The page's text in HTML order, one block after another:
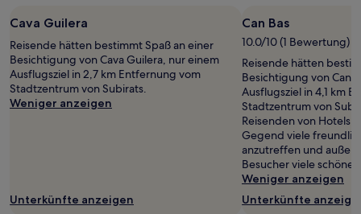
Cava Guilera
Reisende hätten bestimmt Spaß an einer
Besichtigung von Cava Guilera, nur einem
Ausflugsziel in 2,7 km Entfernung vom
Stadtzentrum von Subirats.
Weniger anzeigen
Unterkünfte anzeigen
Can Bas
10.0/10 (1 Bewertung)
Reisende hätten
Besichtigung von Can
Ausflugsziel in 4,1 km
Stadtzentrum von
Reisenden von
Gegend viele
anzutreffen und
Besucher viele schöne
Weniger anzeigen
Unterkünfte